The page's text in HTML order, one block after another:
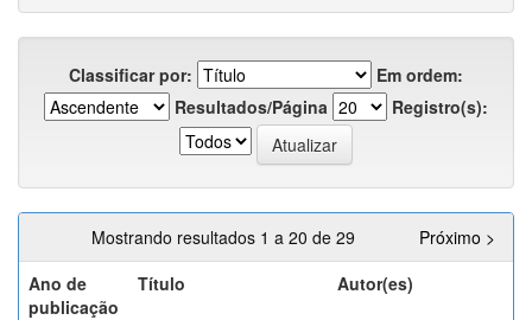
Classificar por:
Em ordem:
Resultados/Página
Registro(s):
Mostrando resultados 1 a 20 de 29
Próximo >
Ano de
publicação
Título Autor(es)